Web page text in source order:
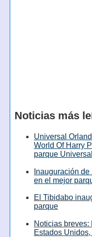
Noticias más
Universal
World Of Harry
parque
Inauguración
en el mejor
El Tibidabo
parque
Noticias
Estados